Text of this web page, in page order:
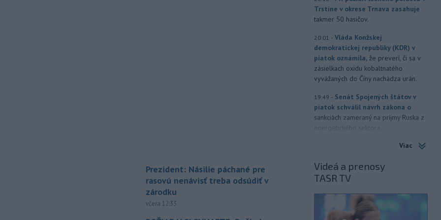
Prezident: Násilie páchané pre
rasovú nenávisť treba odsúdiť v
zárodku
včera 12:33
Trstíne v okrese Trnava zasahuje
takmer 50 hasičov.
20:01 - Vláda Konžskej
demokratickej republiky (KDR) v
piatok oznámila, že preverí, či sa v
zásielkach oxidu kobaltnatého
vyvážaných do Číny nachádza urán.
19:49 - Senát Spojených štátov v
piatok schválil návrh zákona o
sankciách zameraný na príjmy Ruska z
energetického sektora.
Slovenská polícia prispela k
ktorý sa podarilo ukončiť
právoplatným odsúdením páchateľa v
Piatkový požiar v
bratislavskej rafinérii Slovnaft je
Viac
Videá a prenosy
TASR TV